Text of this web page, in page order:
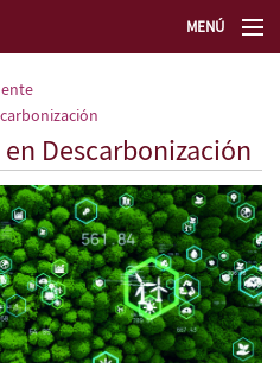
MENÚ
Descarbonización